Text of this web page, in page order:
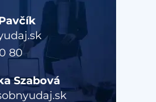
80
Szabová